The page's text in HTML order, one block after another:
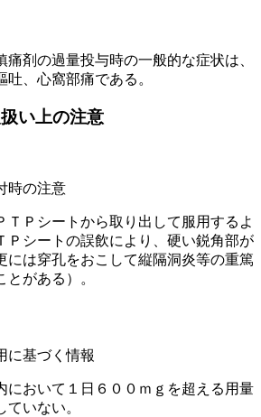
剤の過量投与時の一般的な症状は、
、心窩部痛である。
い上の注意
時の注意
ＴＰシートから取り出して服用するよ
Ｐシートの誤飲により、硬い鋭角部が
には穿孔をおこして縦隔洞炎等の重篤
がある）。
基づく情報
おいて１日６００ｍｇを超える用量
いない。